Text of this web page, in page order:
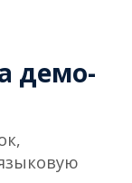
демо-